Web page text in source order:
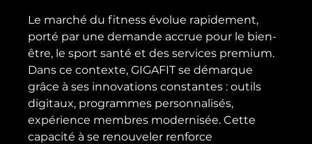
Le marché du fitness évolue rapidement,
porté par une demande accrue pour le bien-
être, le sport santé et des services premium.
Dans ce contexte, GIGAFIT se démarque
grâce à ses innovations constantes : outils
digitaux, programmes personnalisés,
expérience membres modernisée. Cette
capacité à se renouveler renforce